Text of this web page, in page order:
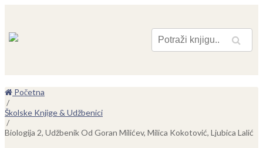
Pretraga
Početna
/
Školske Knjige & Udžbenici
/
Biologija 2, Udžbenik Od Goran Milićev, Milica Kokotović, Ljubica Lalić